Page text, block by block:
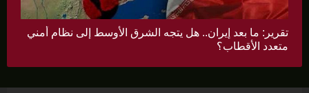
تقرير: ما بعد إيران.. هل يتجه الشرق الأوسط إلى نظام أمني
متعدد الأقطاب؟